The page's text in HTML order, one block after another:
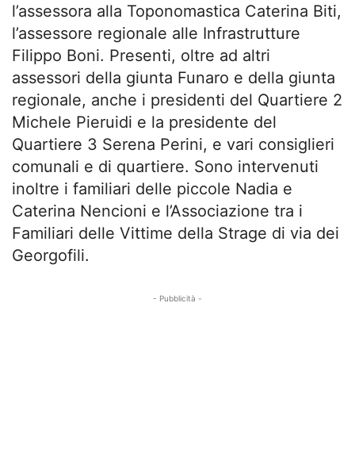
l’assessora alla Toponomastica Caterina Biti,
l’assessore regionale alle Infrastrutture
Filippo Boni. Presenti, oltre ad altri
assessori della giunta Funaro e della giunta
regionale, anche i presidenti del Quartiere 2
Michele Pieruidi e la presidente del
Quartiere 3 Serena Perini, e vari consiglieri
comunali e di quartiere. Sono intervenuti
inoltre i familiari delle piccole Nadia e
Caterina Nencioni e l’Associazione tra i
Familiari delle Vittime della Strage di via dei
Georgofili.
- Pubblicità -